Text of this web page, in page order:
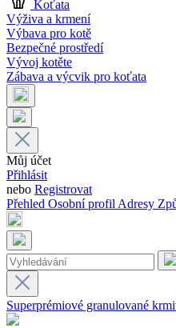
Koťata
Výživa a krmení
Výbava pro kotě
Bezpečné prostředí
Vývoj kotěte
Zábava a výcvik pro koťata
Můj účet
Přihlásit
nebo Registrovat
Přehled Osobní profilAdresy
Superprémiové granulované